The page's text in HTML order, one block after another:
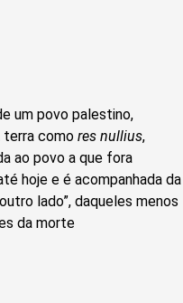
um povo palestino,
terra como res nullius,
ao povo a que fora
hoje e é acompanhada da
lado”, daqueles menos
da morte